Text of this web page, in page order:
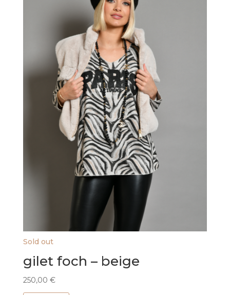
Sold out
gilet foch – beige
250,00 €